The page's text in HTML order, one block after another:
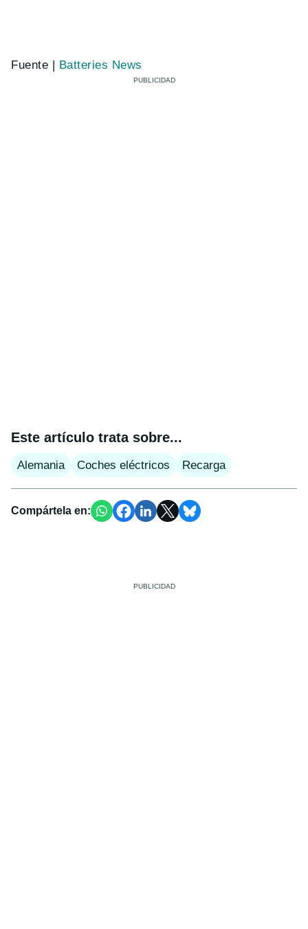
Fuente | Batteries News
Este artículo trata sobre...
Alemania Coches eléctricos Recarga
Compártela en: